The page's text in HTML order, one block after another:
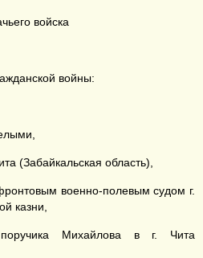
войска
войны:
(Забайкальская область),
военно-полевым судом г.
казни,
Михайлова в г. Чита